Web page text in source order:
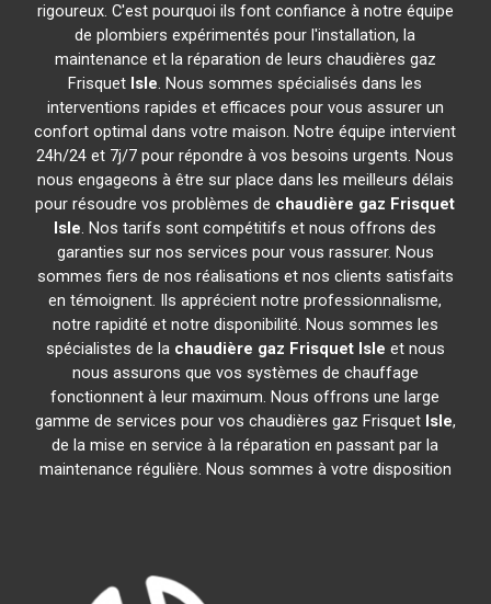
rigoureux. C'est pourquoi ils font confiance à notre équipe
de plombiers expérimentés pour l'installation, la
maintenance et la réparation de leurs chaudières gaz
Frisquet Isle. Nous sommes spécialisés dans les
interventions rapides et efficaces pour vous assurer un
confort optimal dans votre maison. Notre équipe intervient
24h/24 et 7j/7 pour répondre à vos besoins urgents. Nous
nous engageons à être sur place dans les meilleurs délais
pour résoudre vos problèmes de chaudière gaz Frisquet
Isle. Nos tarifs sont compétitifs et nous offrons des
garanties sur nos services pour vous rassurer. Nous
sommes fiers de nos réalisations et nos clients satisfaits
en témoignent. Ils apprécient notre professionnalisme,
notre rapidité et notre disponibilité. Nous sommes les
spécialistes de la chaudière gaz Frisquet Isle et nous
nous assurons que vos systèmes de chauffage
fonctionnent à leur maximum. Nous offrons une large
gamme de services pour vos chaudières gaz Frisquet Isle,
de la mise en service à la réparation en passant par la
maintenance régulière. Nous sommes à votre disposition